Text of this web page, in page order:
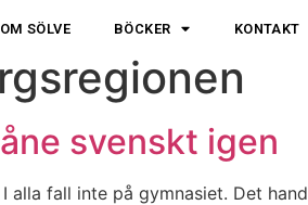
OM SÖLVE BÖCKER KONTAKT
svenskt igen
fall inte på gymnasiet. Det